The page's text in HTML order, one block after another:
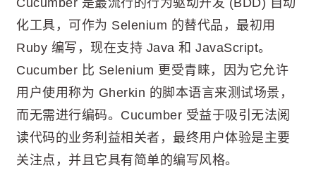
化工具，可作为 Selenium 的替代品，最初用
Ruby 编写，现在支持 Java 和 JavaScript。
Cucumber 比 Selenium 更受青睐，因为它允许
用户使用称为 Gherkin 的脚本语言来测试场景，
而无需进行编码。Cucumber 受益于吸引无法阅
读代码的业务利益相关者，最终用户体验是主要
关注点，并且它具有简单的编写风格。